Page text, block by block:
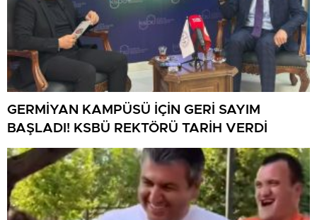
GERMİYAN KAMPÜSÜ İÇİN GERİ SAYIM
BAŞLADI! KSBÜ REKTÖRÜ TARİH VERDİ